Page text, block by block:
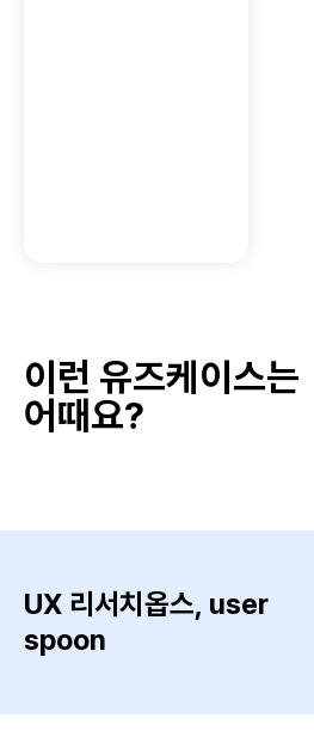
이런 유즈케이스는
어때요?
UX 리서치옵스, user
spoon